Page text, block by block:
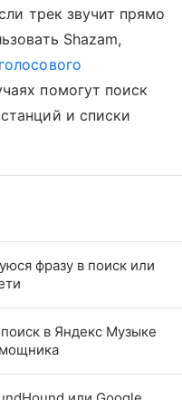
трек звучит прямо
Shazam,
голосового
помогут поиск
и списки
фразу в поиск или
в Яндекс Музыке